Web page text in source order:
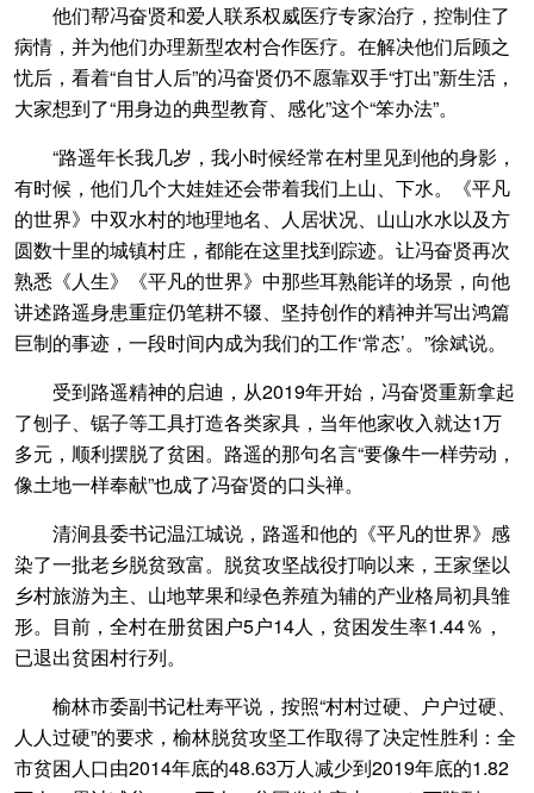
他们帮冯奋贤和爱人联系权威医疗专家治疗，控制住了
病情，并为他们办理新型农村合作医疗。在解决他们后顾之
忧后，看着“自甘人后”的冯奋贤仍不愿靠双手“打出”新生活，
大家想到了“用身边的典型教育、感化”这个“笨办法”。
“路遥年长我几岁，我小时候经常在村里见到他的身影，
有时候，他们几个大娃娃还会带着我们上山、下水。《平凡
的世界》中双水村的地理地名、人居状况、山山水水以及方
圆数十里的城镇村庄，都能在这里找到踪迹。让冯奋贤再次
熟悉《人生》《平凡的世界》中那些耳熟能详的场景，向他
讲述路遥身患重症仍笔耕不辍、坚持创作的精神并写出鸿篇
巨制的事迹，一段时间内成为我们的工作‘常态’。”徐斌说。
受到路遥精神的启迪，从2019年开始，冯奋贤重新拿起
了刨子、锯子等工具打造各类家具，当年他家收入就达1万
多元，顺利摆脱了贫困。路遥的那句名言“要像牛一样劳动，
像土地一样奉献”也成了冯奋贤的口头禅。
清涧县委书记温江城说，路遥和他的《平凡的世界》感
染了一批老乡脱贫致富。脱贫攻坚战役打响以来，王家堡以
乡村旅游为主、山地苹果和绿色养殖为辅的产业格局初具雏
形。目前，全村在册贫困户5户14人，贫困发生率1.44％，
已退出贫困村行列。
榆林市委副书记杜寿平说，按照“村村过硬、户户过硬、
人人过硬”的要求，榆林脱贫攻坚工作取得了决定性胜利：全
市贫困人口由2014年底的48.63万人减少到2019年底的1.82